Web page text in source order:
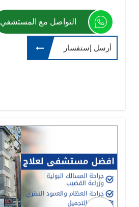
التواصل مع المستشفي
أرسل إستفسار